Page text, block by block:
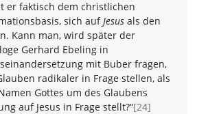
er faktisch dem christlichen
sich auf Jesus als den
Kann man, wird später der
Gerhard Ebeling in
mit Buber fragen,
radikaler in Frage stellen, als
Gottes um des Glaubens
auf Jesus in Frage stellt?“[24]